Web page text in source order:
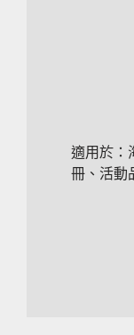
適用於：
冊、活動